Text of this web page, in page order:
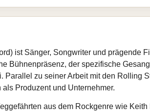
ist Sänger, Songwriter und prägende
Bühnenpräsenz, der spezifische
Parallel zu seiner Arbeit mit den Rolling
Produzent und Unternehmer.
aus dem Rockgenre wie